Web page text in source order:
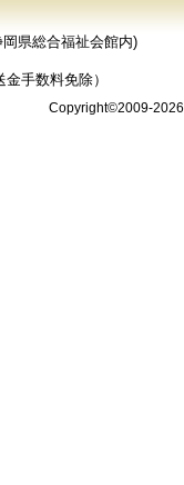
県総合福祉会館内)
手数料免除）
Copyright©2009-